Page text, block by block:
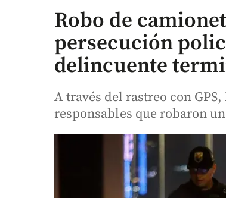
Robo de
persecución
delincuente
A través del rastreo con
responsables que robaron